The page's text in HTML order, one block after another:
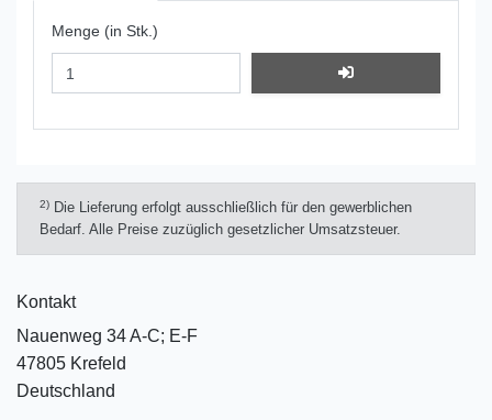
Menge (in Stk.)
2) Die Lieferung erfolgt ausschließlich für den gewerblichen
Bedarf. Alle Preise zuzüglich gesetzlicher Umsatzsteuer.
Kontakt
Nauenweg 34 A-C; E-F
47805 Krefeld
Deutschland